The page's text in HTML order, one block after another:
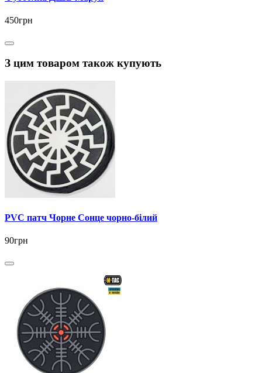
450грн
З цим товаром також купують
PVC патч Чорне Сонце чорно-білий
90грн